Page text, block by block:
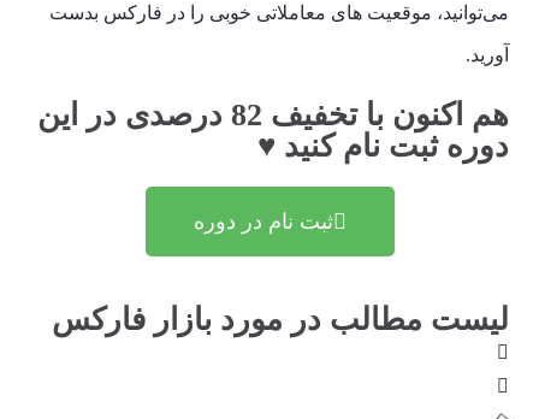
می‌توانید، موقعیت های معاملاتی خوبی را در فارکس بدست
آورید.
هم اکنون با تخفیف 82 درصدی در این
دوره ثبت نام کنید ♥
ثبت نام در دوره
لیست مطالب در مورد بازار فارکس